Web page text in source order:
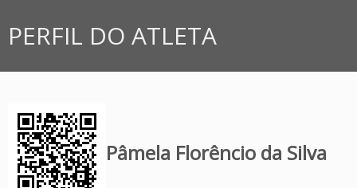
PERFIL DO ATLETA
Pâmela Florêncio da Silva